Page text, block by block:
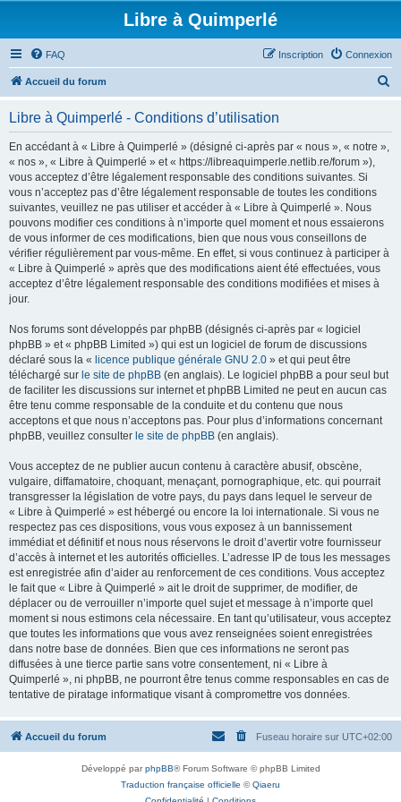
Libre à Quimperlé
FAQ Connexion
Inscription
Accueil du forum
Libre à Quimperlé - Conditions d’utilisation
En accédant à « Libre à Quimperlé » (désigné ci-après par « nous », « notre »,
« nos », « Libre à Quimperlé » et « https://libreaquimperle.netlib.re/forum »),
vous acceptez d’être légalement responsable des conditions suivantes. Si
vous n’acceptez pas d’être légalement responsable de toutes les conditions
suivantes, veuillez ne pas utiliser et accéder à « Libre à Quimperlé ». Nous
pouvons modifier ces conditions à n’importe quel moment et nous essaierons
de vous informer de ces modifications, bien que nous vous conseillons de
vérifier régulièrement par vous-même. En effet, si vous continuez à participer à
« Libre à Quimperlé » après que des modifications aient été effectuées, vous
acceptez d’être légalement responsable des conditions modifiées et mises à
jour.
Nos forums sont développés par phpBB (désignés ci-après par « logiciel
phpBB » et « phpBB Limited ») qui est un logiciel de forum de discussions
déclaré sous la « licence publique générale GNU 2.0 » et qui peut être
téléchargé sur le site de phpBB (en anglais). Le logiciel phpBB a pour seul but
de faciliter les discussions sur internet et phpBB Limited ne peut en aucun cas
être tenu comme responsable de la conduite et du contenu que nous
acceptons et que nous n’acceptons pas. Pour plus d’informations concernant
phpBB, veuillez consulter le site de phpBB (en anglais).
Vous acceptez de ne publier aucun contenu à caractère abusif, obscène,
vulgaire, diffamatoire, choquant, menaçant, pornographique, etc. qui pourrait
transgresser la législation de votre pays, du pays dans lequel le serveur de
« Libre à Quimperlé » est hébergé ou encore la loi internationale. Si vous ne
respectez pas ces dispositions, vous vous exposez à un bannissement
immédiat et définitif et nous nous réservons le droit d’avertir votre fournisseur
d’accès à internet et les autorités officielles. L’adresse IP de tous les messages
est enregistrée afin d’aider au renforcement de ces conditions. Vous acceptez
le fait que « Libre à Quimperlé » ait le droit de supprimer, de modifier, de
déplacer ou de verrouiller n’importe quel sujet et message à n’importe quel
moment si nous estimons cela nécessaire. En tant qu’utilisateur, vous acceptez
que toutes les informations que vous avez renseignées soient enregistrées
dans notre base de données. Bien que ces informations ne seront pas
diffusées à une tierce partie sans votre consentement, ni « Libre à
Quimperlé », ni phpBB, ne pourront être tenus comme responsables en cas de
tentative de piratage informatique visant à compromettre vos données.
Accueil du forum Fuseau horaire sur UTC+02:00
Développé parphpBB® Forum Software © phpBB Limited
Traduction française officielle ©Qiaeru